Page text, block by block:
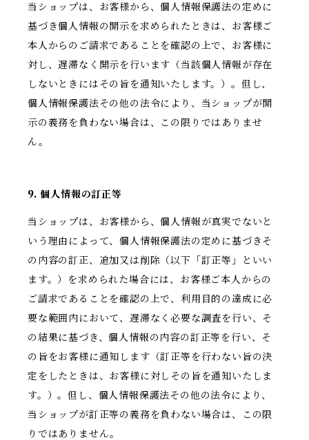
当ショップは、お客様から、個人情報保護法の定めに
基づき個人情報の開示を求められたときは、お客様ご
本人からのご請求であることを確認の上で、お客様に
対し、遅滞なく開示を行います（当該個人情報が存在
しないときにはその旨を通知いたします。）。但し、
個人情報保護法その他の法令により、当ショップが開
示の義務を負わない場合は、この限りではありませ
ん。
9. 個人情報の訂正等
当ショップは、お客様から、個人情報が真実でないと
いう理由によって、個人情報保護法の定めに基づきそ
の内容の訂正、追加又は削除（以下「訂正等」といい
ます。）を求められた場合には、お客様ご本人からの
ご請求であることを確認の上で、利用目的の達成に必
要な範囲内において、遅滞なく必要な調査を行い、そ
の結果に基づき、個人情報の内容の訂正等を行い、そ
の旨をお客様に通知します（訂正等を行わない旨の決
定をしたときは、お客様に対しその旨を通知いたしま
す。）。但し、個人情報保護法その他の法令により、
当ショップが訂正等の義務を負わない場合は、この限
りではありません。